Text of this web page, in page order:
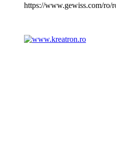
https://www.gewiss.com/ro/